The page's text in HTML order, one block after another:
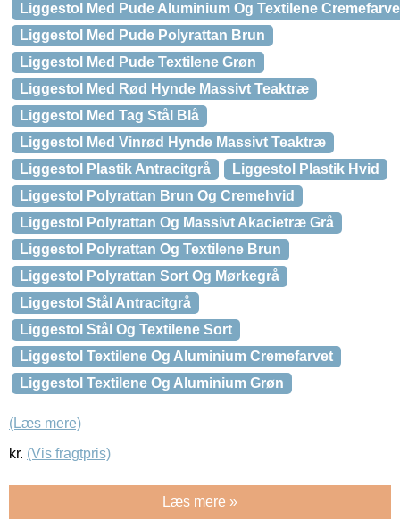
Liggestol Med Pude Aluminium Og Textilene
Liggestol Med Pude Polyrattan Brun
Liggestol Med Pude Textilene Grøn
Liggestol Med Rød Hynde Massivt Teaktræ
Liggestol Med Tag Stål Blå
Liggestol Med Vinrød Hynde Massivt Teaktræ
Liggestol Plastik Antracitgrå
Liggestol Plastik Hvid
Liggestol Polyrattan Brun Og Cremehvid
Liggestol Polyrattan Og Massivt Akacietræ Grå
Liggestol Polyrattan Og Textilene Brun
Liggestol Polyrattan Sort Og Mørkegrå
Liggestol Stål Antracitgrå
Liggestol Stål Og Textilene Sort
Liggestol Textilene Og Aluminium Cremefarvet
Liggestol Textilene Og Aluminium Grøn
(Læs mere)
kr. (Vis fragtpris)
Læs mere »